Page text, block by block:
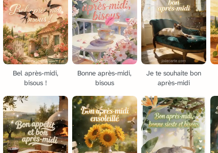
Bel après-midi,
bisous !
Bonne après-midi,
bisous
Je te souhaite bon
après-midi